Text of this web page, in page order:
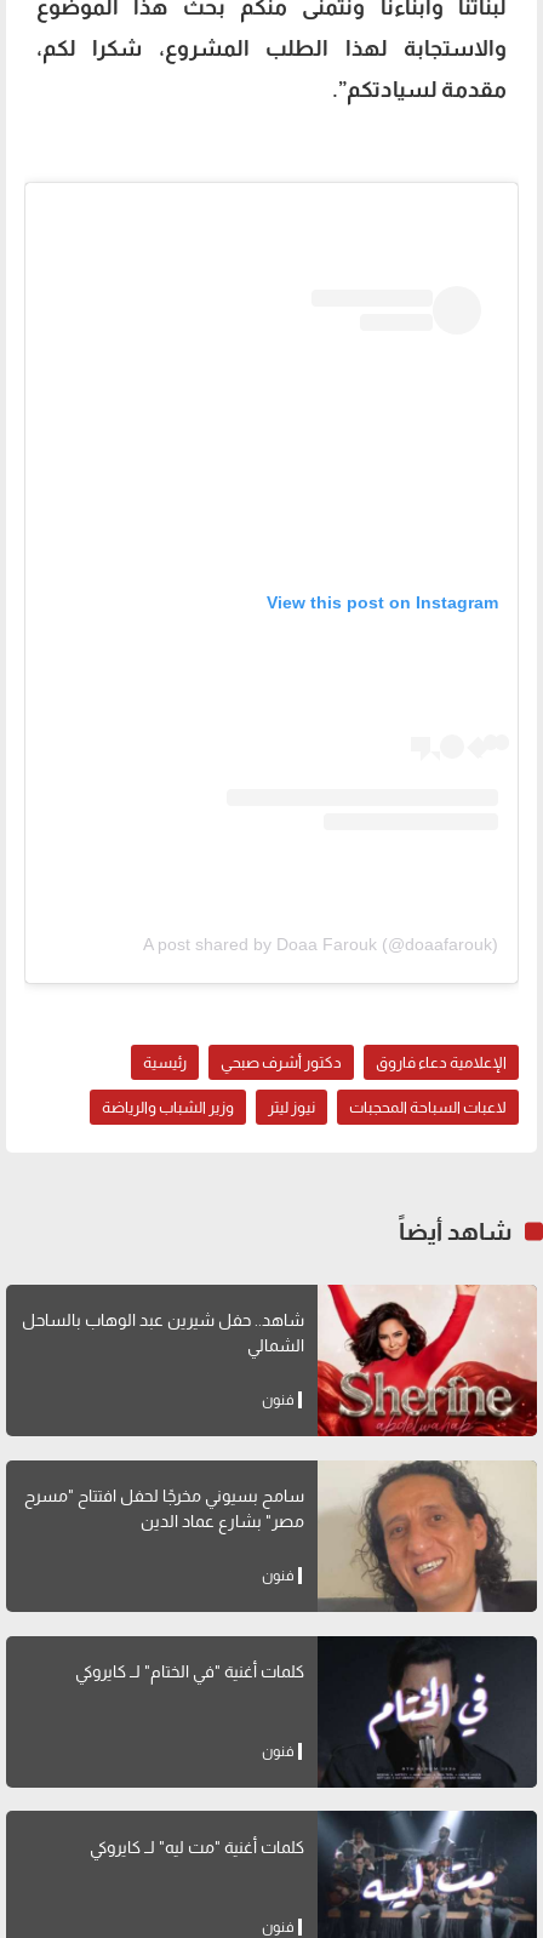
لبناتنا وأبناءنا ونتمنى منكم بحث هذا الموضوع
والاستجابة لهذا الطلب المشروع، شكرا لكم،
مقدمة لسيادتكم”.
View this post on Instagram
A post shared by Doaa Farouk (@doaafarouk)
الإعلامية دعاء فاروق دكتور أشرف صبحي رئيسية
لاعبات السباحة المحجبات نيوز ليتر وزير الشباب والرياضة
شاهد أيضاً
شاهد.. حفل شيرين عبد الوهاب بالساحل
الشمالي
فنون
سامح بسيوني مخرجًا لحفل افتتاح "مسرح
مصر" بشارع عماد الدين
فنون
كلمات أغنية "في الختام" لــ كايروكي
فنون
كلمات أغنية "مت ليه" لــ كايروكي
فنون